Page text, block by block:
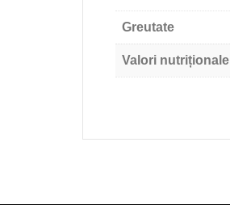
Greutate
Valori nutriționale